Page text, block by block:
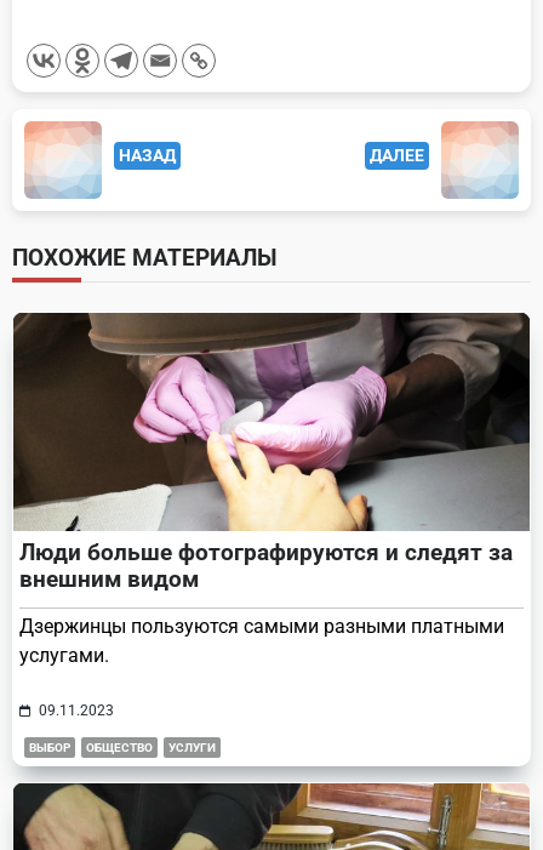
<span
class="nav-
subtitle
screen-
reader-
text">Page</span>
НАЗАД ДАЛЕЕ
ПОХОЖИЕ МАТЕРИАЛЫ
Люди больше фотографируются и следят за
внешним видом
Дзержинцы пользуются самыми разными платными
услугами.
09.11.2023
ВЫБОР ОБЩЕСТВО УСЛУГИ